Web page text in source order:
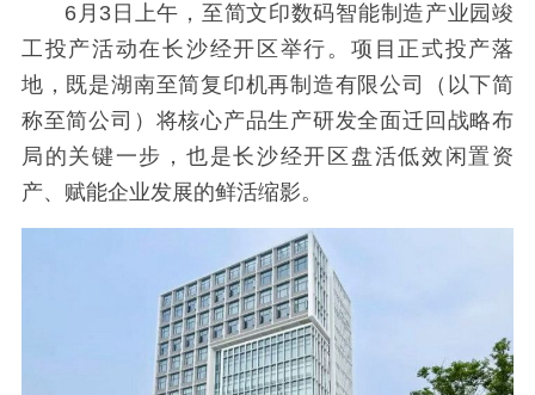
6月3日上午，至简文印数码智能制造产业园竣
工投产活动在长沙经开区举行。项目正式投产落
地，既是湖南至简复印机再制造有限公司（以下简
称至简公司）将核心产品生产研发全面迁回战略布
局的关键一步，也是长沙经开区盘活低效闲置资
产、赋能企业发展的鲜活缩影。